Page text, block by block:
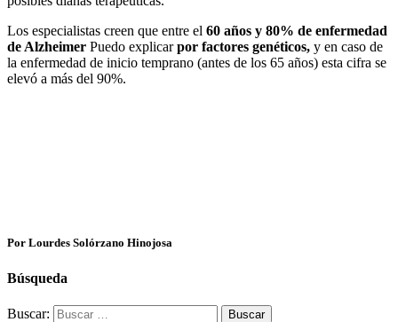
Los especialistas creen que entre el 60 años y 80% de enfermedad
de Alzheimer Puedo explicarpor factores genéticos, y en caso de
la enfermedad de inicio temprano (antes de los 65 años) esta cifra se
elevó a más del 90%.
Por Lourdes Solórzano Hinojosa
Búsqueda
Buscar: